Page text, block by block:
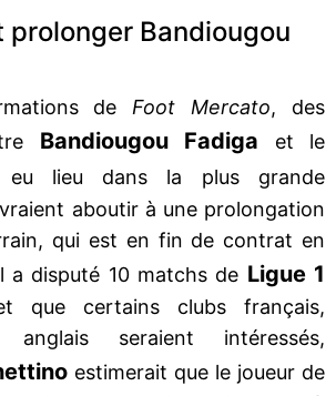
prolonger Bandiougou
de Foot Mercato, des
Bandiougou Fadiga et le
eu lieu dans la plus grande
aboutir à une prolongation
qui est en fin de contrat en
a disputé 10 matchs de Ligue 1
que certains clubs français,
seraient intéressés,
estimerait que le joueur de